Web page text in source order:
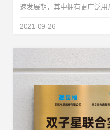
速发展期，其中拥有更广泛
着企业水平参差不齐、配套安
2021-09-26